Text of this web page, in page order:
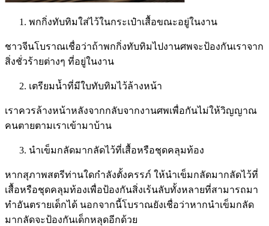
พกกิ่งทับทิมใส่ไว้ในกระเป๋าเสื้อขณะอยู่ในงาน
​ชาวจีนโบราณเชื่อว่าถ้าพกกิ่งทับทิมไปงานศพจะป้องกันเราจาก
สิ่งชั่วร้ายต่างๆ ที่อยู่ในงาน
เตรียมน้ำที่มีใบทับทิมไว้ล้างหน้า
​เราควรล้างหน้าหลังจากกลับจากงานศพเพื่อกันไม่ให้วิญญาณ
คนตายตามเราเข้ามาบ้าน
นำเข็มกลัดมากลัดไว้ที่เสื้อหรือชุดคลุมท้อง
​หากสุภาพสตรีท่านใดกำลังตั้งครรภ์ ให้นำเข็มกลัดมากลัดไว้ที่
เสื้อหรือชุดคลุมท้องเพื่อป้องกันสิ่งเร้นลับทั้งหลายที่สามารถมา
ทำอันตรายเด็กได้ นอกจากนี้โบราณยังเชื่อว่าหากนำเข็มกลัด
มากลัดจะป้องกันเด็กหลุดอีกด้วย